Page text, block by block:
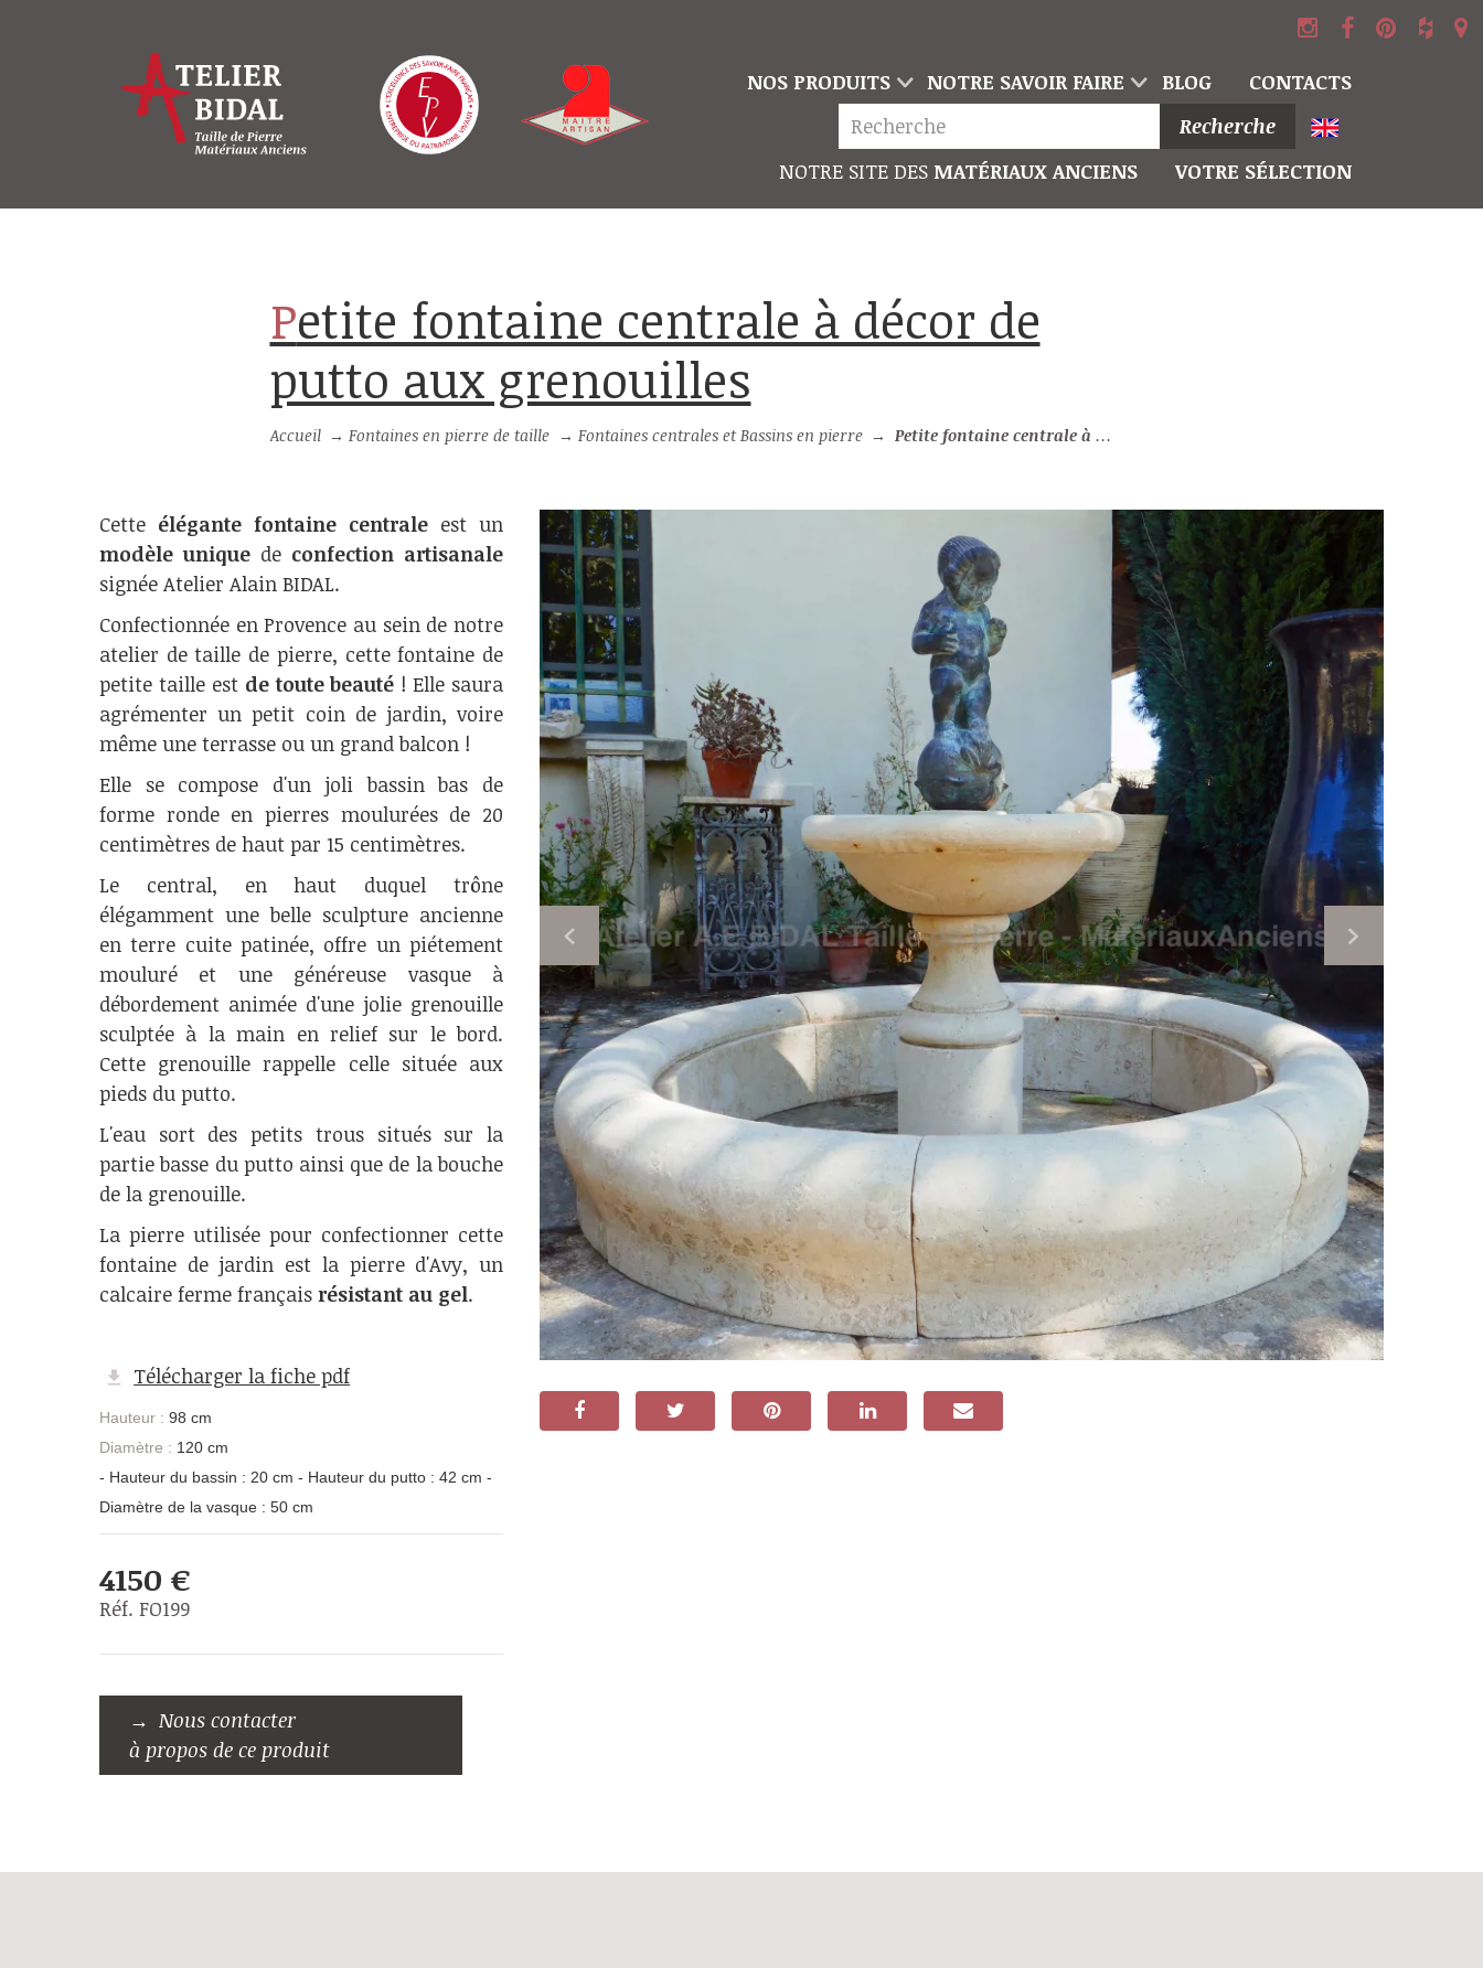
NOS PRODUITS NOTRE SAVOIR FAIRE BLOG
CONTACTS
Recherche
NOTRE SITE DES MATÉRIAUX ANCIENS VOTRE SÉLECTION
Petite fontaine centrale à décor de
putto aux grenouilles
Accueil →Fontaines en pierre de taille → Fontaines centrales et Bassins en pierre → Petite fontaine centrale à décor de putto aux grenouilles
Cette élégante fontaine centraleest un
modèle unique de confection artisanale
signée Atelier Alain BIDAL.
Confectionnée en Provence au sein de notre
atelier de taille de pierre, cette fontaine de
petite taille est de toute beauté ! Elle saura
agrémenter un petit coin de jardin, voire
même une terrasse ou un grand balcon !
Elle se compose d'un joli bassin bas de
forme ronde en pierres moulurées de 20
centimètres de haut par 15 centimètres.
Le central, en haut duquel trône
élégamment une belle sculpture ancienne
en terre cuite patinée, offre un piétement
mouluré et une généreuse vasque à
débordement animée d'une jolie grenouille
sculptée à la main en relief sur le bord.
Cette grenouille rappelle celle située aux
pieds du putto.
L'eau sort des petits trous situés sur la
partie basse du putto ainsi que de la bouche
de la grenouille.
La pierre utilisée pour confectionner cette
fontaine de jardin est la pierre d'Avy, un
calcaire ferme françaisrésistant au gel.
Télécharger la fiche pdf
Hauteur : 98 cm
Diamètre : 120 cm
- Hauteur du bassin : 20 cm - Hauteur du putto : 42 cm -
Diamètre de la vasque : 50 cm
4150 €
Réf. FO199
Nous contacter
à propos de ce produit